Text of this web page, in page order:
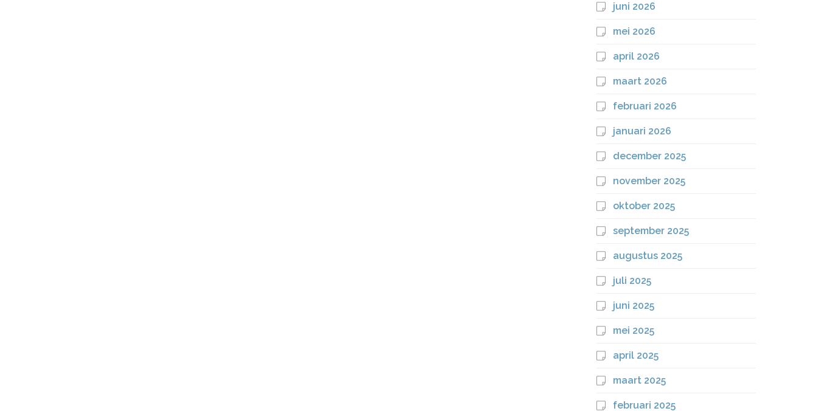
juni 2026
mei 2026
april 2026
maart 2026
februari 2026
januari 2026
december 2025
november 2025
oktober 2025
september 2025
augustus 2025
juli 2025
juni 2025
mei 2025
april 2025
maart 2025
februari 2025